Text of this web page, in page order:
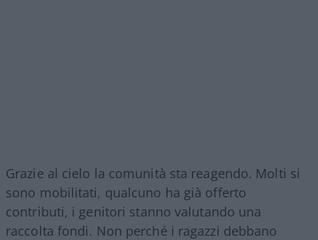
Grazie al cielo la comunità sta reagendo. Molti si
sono mobilitati, qualcuno ha già offerto
contributi, i genitori stanno valutando una
raccolta fondi. Non perché i ragazzi debbano